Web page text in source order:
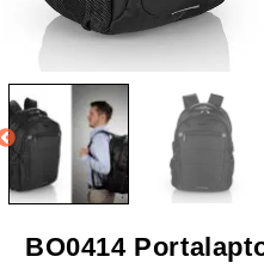
BO0414